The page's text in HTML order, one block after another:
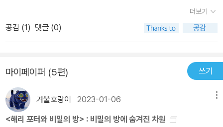
기 하지 않고 다양한 사례 제시와 비교를 통해 독자들이 자신의 견해
에 납득할 수 있게끔 유도하고 있다. 이러한 그의 서술방식은 이 책의
단으로부터 벗어나게 해주는, 일독(一讀)할 가치가 있는 책이라고
생각한다.
고 척박하게 만들었을까. 그것은 사람의 존엄성에 대한 회복과 그 회
복력을 결정하는 문화의 속성과 관련된 것은 않을까. 만약 그러하다
면 문화에 대한 몰이해야말로 우리가 타파해야 할 무지 중의 무지이
ew-The-Dance-of-Life-kor.html
더보기
공감 (1) 댓글 (0)
마이페이퍼 (5편) 쓰기
겨울호랑이 2023-01-06
<해리 포터와 비밀의 방> : 비밀의 방에 숨겨진 차원